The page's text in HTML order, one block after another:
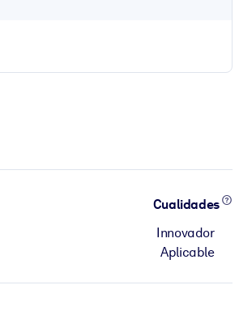
Cualidades
Innovador
Aplicable